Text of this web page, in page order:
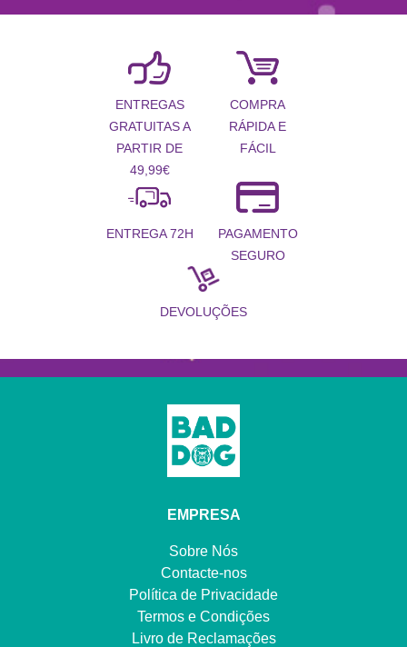
ENTREGAS
GRATUITAS A
PARTIR DE
49,99€
COMPRA
RÁPIDA E
FÁCIL
ENTREGA 72H
PAGAMENTO
SEGURO
DEVOLUÇÕES
EMPRESA
Sobre Nós
Contacte-nos
Política de Privacidade
Termos e Condições
Livro de Reclamações